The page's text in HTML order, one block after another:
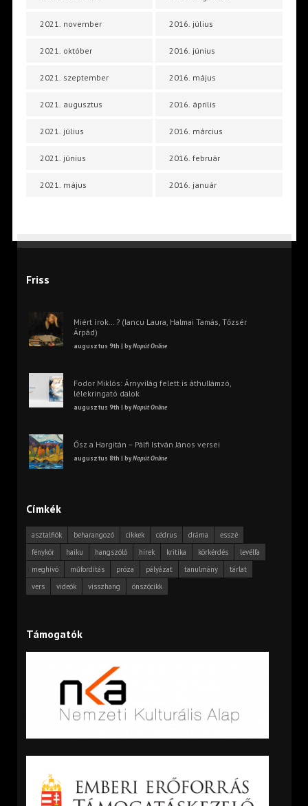
2021. november
2021. október
2021. szeptember
2021. augusztus
2021. július
2021. június
2021. május
2016. július
2016. június
2016. május
2016. április
2016. március
2016. február
2016. január
Friss
Miért írok… ? (Iancu Laura, Halmai Tamás, Tőzsér
Árpád)
augusztus 9th | byNapút Online
Fodor Miklós: Árnyvilág felett is áthullámzó,
lélekringató dalok
augusztus 9th | byNapút Online
Ősz a Hargitán – Pálfi István János versei
augusztus 8th | byNapút Online
Címkék
asztalfiók beharangozó cikkek cédrus dráma
esszé
fénykör
haiku hangszóló hírek kritika körkérdés
levélfa
meghívó
műfordítás próza pályázat tanulmány
tárlat
vers
videók visszhang önszócikk
Támogatók